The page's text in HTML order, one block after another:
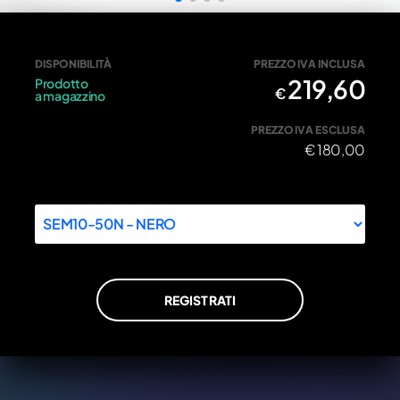
Semimanubri 50mm 10 gradi
DISPONIBILITÀ
Prodotto
a magazzino
PREZZO IVA INCLUSA
€219,60
PREZZO IVA ESCLUSA
€180,00
REGISTRATI